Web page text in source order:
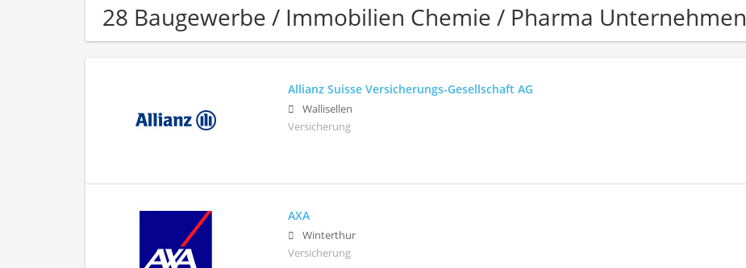
28 Baugewerbe / Immobilien Chemie / Pharma Unternehmen
Allianz Suisse Versicherungs-Gesellschaft AG
Wallisellen
Versicherung
AXA
Winterthur
Versicherung